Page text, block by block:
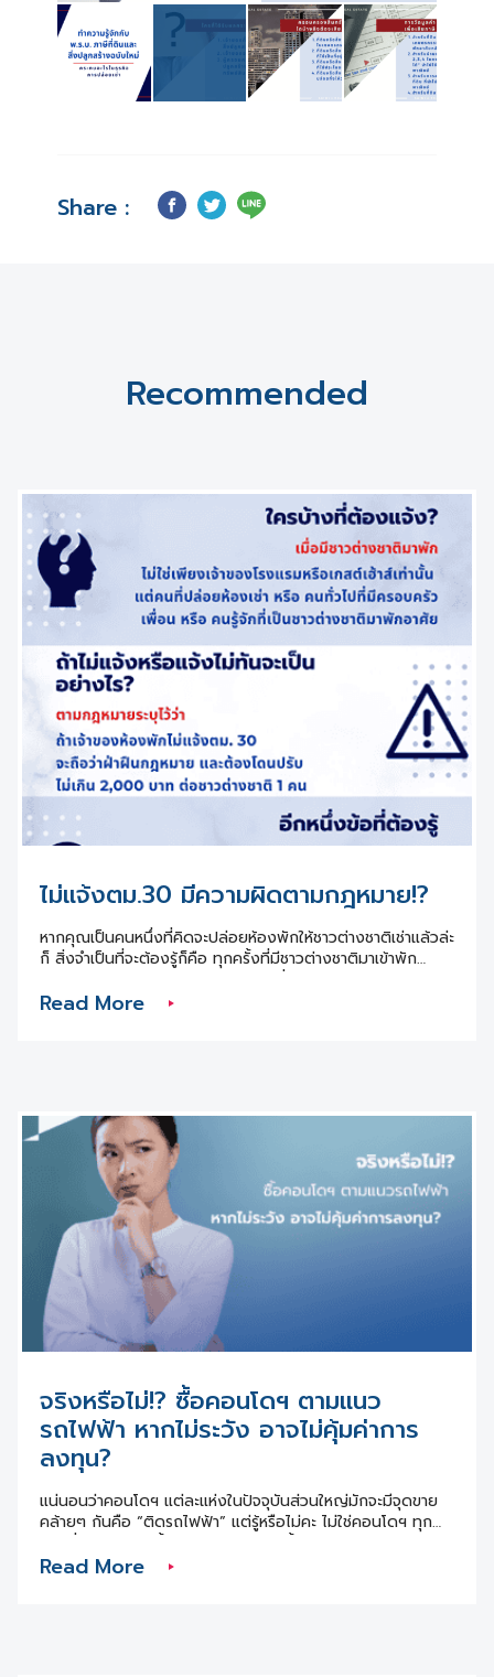
Share :
Recommended
ไม่แจ้งตม.30 มีความผิดตามกฎหมาย!?
หากคุณเป็นคนหนึ่งที่คิดจะปล่อยห้องพักให้ชาวต่างชาติเช่าแล้วล่ะ
ก็ สิ่งจำเป็นที่จะต้องรู้ก็คือ ทุกครั้งที่มีชาวต่างชาติมาเข้าพัก
ชาวต่างชาติ “ทุกคน” ต่อกรมการตรวจคนเข้าเมือง “ภายใน 24
เพื่อเป็นการป้องกันพวกลักลอบเข้าเมืองหรือผู้ร้ายข้ามแดน
นั่นเองค่ะ . แล้วถ้าไม่แจ้งหรือแจ้งไม่ทันจะเป็นอย่างไร? ถ้าไม่
อยากเซอร์ไพรส์หน้างาน เราตามมาดูกันดีกว่าว่าจะต้องเจออะไร
บ้างหากไม่แจ้ง . ตามกฎหมาย ระบุไว้ว่า ถ้าเจ้าของห้องพักไม่แจ้ง
ตม. 30 หรือไม่แจ้งว่ามีชาวต่างชาติมาเข้าพักอาศัยในห้องเช่า
ของตัวเอง จะถือว่าฝ่าฝืนกฎหมาย และต้องโดนปรับไม่เกิน
2,000 บาท ต่อชาวต่างชาติ 1 คน ยกตัวอย่างเช่น ถ้ามีชาวต่าง
ชาติมาเช่าห้องของเรา 2 คน และเราไม่ได้แจ้งตม.30 ภายใน 24
ชม. ก็จะต้องโดนโทษปรับ 2,000 x 2 = 4,000 บาท . ทั้งนี้
อีกหนึ่งข้อที่ต้องรู้ก็คือ หากชาวต่างชาติคนนั้น เดินทางออกนอก
ประเทศ หรือ เดินทางไปพักที่อื่น แล้วกลับมาพักกับเราใหม่ แม้
ออกไปเพียงไม่กี่วัน เราก็จะต้องรายงานตม.30 ใหม่อีกครั้ง ไม่
ละเลยในการรายงานต่อเจ้าหน้าที่ . ดังนั้น หากใครจะปล่อยเช่าให้
ชาวต่างชาติ ก็อย่าลืมให้ความสำคัญกับการแจ้งตม.30 กันด้วย
นะคะ และสำหรับหลายๆ ท่านที่ปล่อยเช่าผ่านเอเจนซี ก็ควรจะเลือก
เอเจนซีที่ไว้วางใจได้ เพื่อไม่ให้เกิดข้อผิดพลาดระหว่างขั้นตอน
กฎหมายก็คือเจ้าของห้อง
Read More
จริงหรือไม่!? ซื้อคอนโดฯ ตามแนว
รถไฟฟ้า หากไม่ระวัง อาจไม่คุ้มค่าการ
ลงทุน?
แน่นอนว่าคอนโดฯ แต่ละแห่งในปัจจุบันส่วนใหญ่มักจะมีจุดขาย
คล้ายๆ กันคือ “ติดรถไฟฟ้า” แต่รู้หรือไม่คะ ไม่ใช่คอนโดฯ ทุก
อาจไม่ได้ติดรถไฟฟ้าถึงขนาดเดินทางได้สะดวก หรือ อยู่ในพื้นที่
Read More